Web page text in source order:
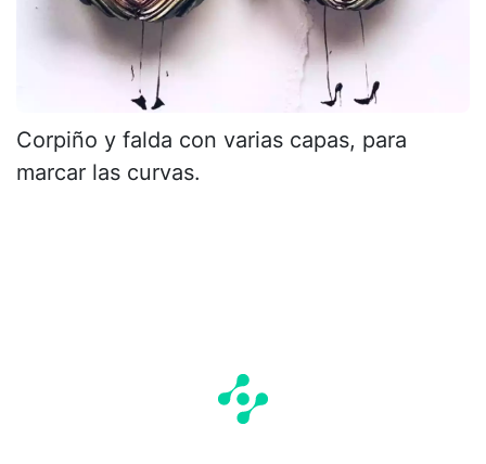
Corpiño y falda con varias capas, para
marcar las curvas.